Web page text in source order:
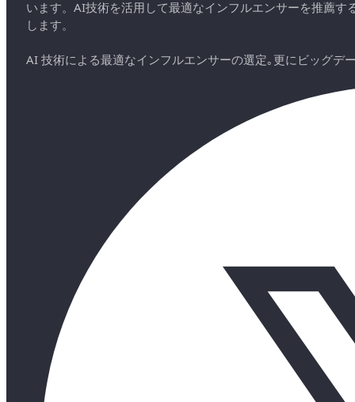
います。AI技術を活用して最適なインフルエンサーを推薦
します。
AI 技術による最適なインフルエンサーの選定｡更にビッグデ